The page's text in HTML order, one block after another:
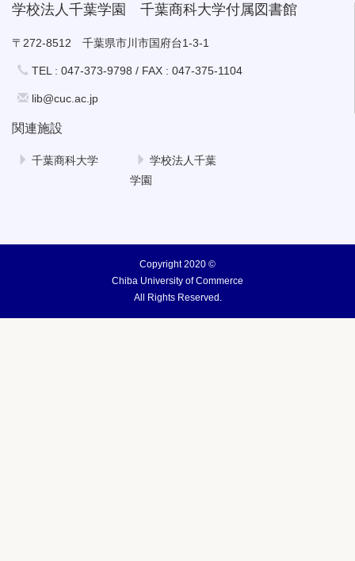
学校法人千葉学園 千葉商科大学付属図書館
〒272-8512 千葉県市川市国府台1-3-1
TEL : 047-373-9798 / FAX : 047-375-1104
lib@cuc.ac.jp
関連施設
千葉商科大学
学校法人千葉
学園
Copyright 2020 ©
Chiba University of Commerce
All Rights Reserved.